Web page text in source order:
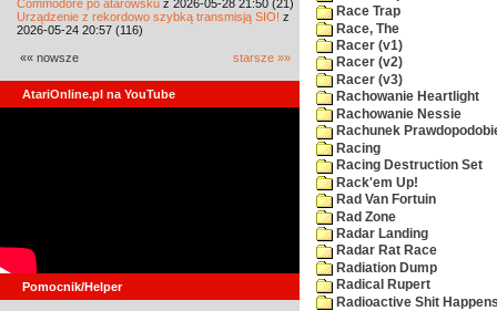
Commodore po atarowsku z 2026-05-28 21:50 (21)
Urządzenie z rekordowo szybką transmisją SIO! z
2026-05-24 20:57 (116)
«« nowsze starsze »»
AtariOnline.pl na YouTube
Pomocnik/Helper
Race Trap
Race, The
Racer (v1)
Racer (v2)
Racer (v3)
Rachowanie Heartlight
Rachowanie Nessie
Rachunek
Racing
Racing Destruction Set
Rack'em Up!
Rad Van Fortuin
Rad Zone
Radar Landing
Radar Rat Race
Radiation Dump
Radical Rupert
Radioactive Shit